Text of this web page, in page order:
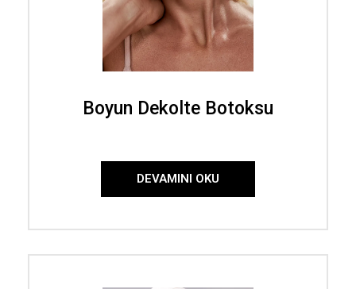
Boyun Dekolte Botoksu
DEVAMINI OKU